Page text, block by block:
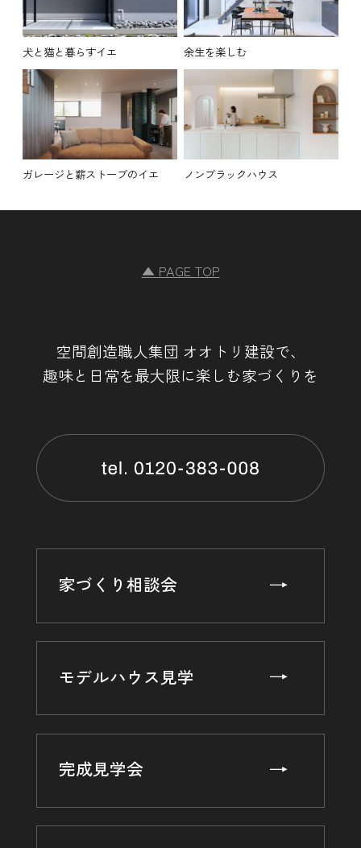
犬と猫と暮らすイエ 余生を楽しむ
ガレージと薪ストーブのイエ ノンブラックハウス
▲ PAGE TOP
空間創造職人集団 オオトリ建設で、
趣味と日常を最大限に楽しむ家づくりを
家づくり相談会
モデルハウス見学
完成見学会